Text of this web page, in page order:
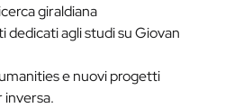
giraldiana
agli studi su Giovan
e nuovi progetti
inversa.